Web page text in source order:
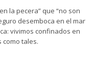
la pecera” que “no son
desemboca en el mar
vivimos confinados en
tales.